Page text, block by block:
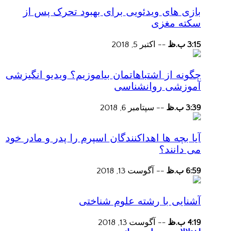
بازی های ویدئویی برای بهبود تحرک پس از
سکته مغزی
3:15 ب.ظ -- اکتبر 5, 2018
چگونه از اشتباهاتمان بیاموزیم؟ ویدیو انگیزشی
آموزشی روانشناسی
3:39 ب.ظ -- سپتامبر 6, 2018
آیا بچه ها اهداکنندگان اسپرم را پدر و مادر خود
می دانند؟
6:59 ب.ظ -- آگوست 13, 2018
آشنایی با رشته علوم شناختی
4:19 ب.ظ -- آگوست 13, 2018